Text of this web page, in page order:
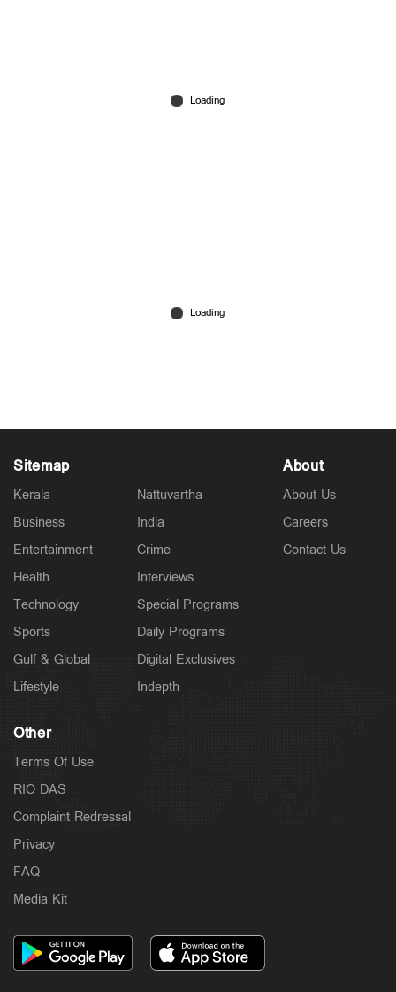
വീട്ടിലെ ട്യൂഷന്‍ സെന്‍ററില്‍ വിദ്യാര്‍ഥിനികള്‍ക്ക്
Sitemap
Kerala
Business
Entertainment
Health
Technology
Sports
Gulf & Global
Lifestyle
Nattuvartha
India
Crime
Interviews
Special Programs
Daily Programs
Digital Exclusives
Indepth
About
About Us
Careers
Contact Us
Other
Terms Of Use
RIO DAS
Complaint Redressal
Privacy
FAQ
Media Kit